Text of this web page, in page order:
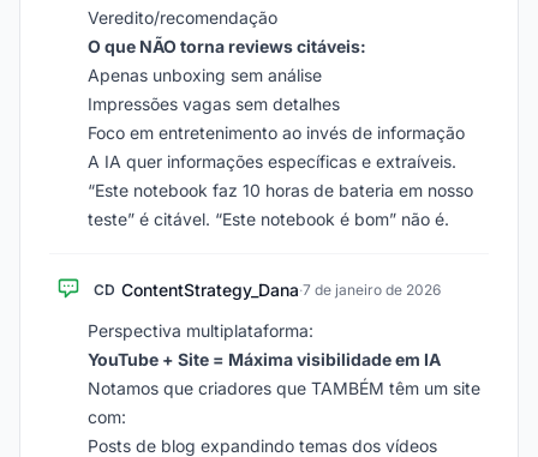
Veredito/recomendação
O que NÃO torna reviews citáveis:
Apenas unboxing sem análise
Impressões vagas sem detalhes
Foco em entretenimento ao invés de informação
A IA quer informações específicas e extraíveis.
“Este notebook faz 10 horas de bateria em nosso
teste” é citável. “Este notebook é bom” não é.
CD ContentStrategy_Dana·7 de janeiro de 2026
Perspectiva multiplataforma:
YouTube + Site = Máxima visibilidade em IA
Notamos que criadores que TAMBÉM têm um site
com:
Posts de blog expandindo temas dos vídeos